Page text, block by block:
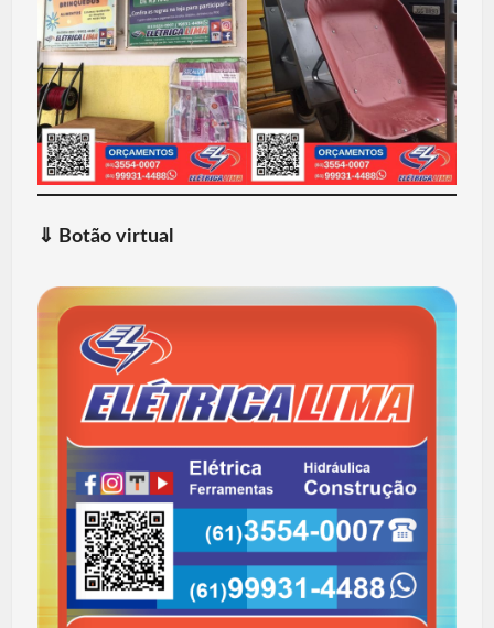
⇓ Botão virtual